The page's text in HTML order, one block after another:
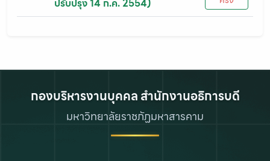
ปรับปรุง 14 ก.ค. 2554)
กองบริหารงานบุคคล สำนักงานอธิการบดี
มหาวิทยาลัยราชภัฏมหาสารคาม